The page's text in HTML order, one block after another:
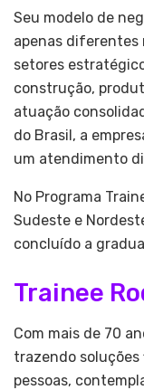
Seu modelo de
apenas diferentes
setores
construção,
atuação
do Brasil, a
um atendimento
No Programa
Sudeste e
concluído a
Trainee
Com mais de 70
trazendo soluções
pessoas,